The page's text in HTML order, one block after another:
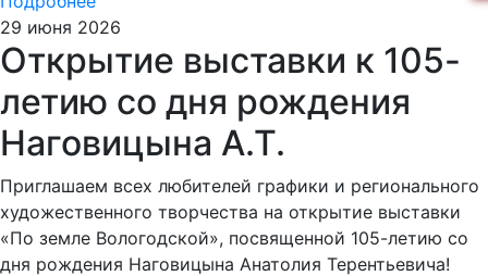
29 июня 2026
Открытие выставки к 105-
летию со дня рождения
Наговицына А.Т.
Приглашаем всех любителей графики и регионального
художественного творчества на открытие выставки
«По земле Вологодской», посвященной 105-летию со
дня рождения Наговицына Анатолия Терентьевича!